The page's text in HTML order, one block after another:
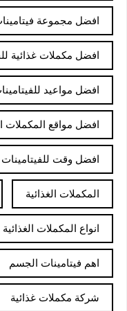
افضل مجموعة
افضل مكملات غذائية
افضل مواعيد
افضل مواقع المكملات
افضل وقت للفيتامينات
المكملات الغذائية
انواع المكملات
اهم فيتامينات الجسم
شركة مكملات غذائية